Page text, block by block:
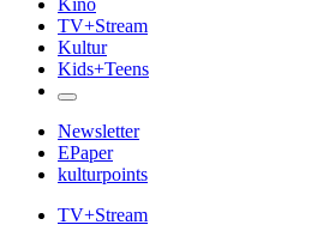
Kino
TV+Stream
Kultur
Kids+Teens
Newsletter
EPaper
kulturpoints
TV+Stream